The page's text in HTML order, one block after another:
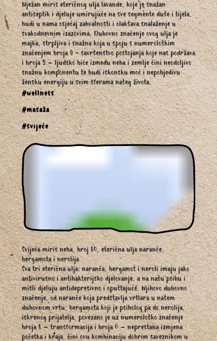
Nježan miris eteričnog ulja lavande, koje je snažan
antiseptik i djeluje umirujuće na sve segmente duše i tijela,
budi u nama osjećaj zahvalnosti i olakšava snalaženje u
svakodnevnim izazovima. Duhovno značenje ovog ulja je
majka, strpljiva i snažna koja u spoju s numerološkim
značenjem broja 9 - savršenstvo postojanja koje nas podržava
i broja 3 – ljudsko biće između neba i zemlje čini neodoljivo
snažnu komponentu te budi iskonsku moć i nepobjedivu
žensku energiju u svim sferama našeg života.
#wellness
#masaža
#svijeće
Svijeća miris neba, broj 80, eterična ulja naranče,
bergamota i nerolija
Sva tri eterična ulja; naranča, bergamot i neroli imaju jako
antivirusno i antibakterijsko djelovanje, a na našu psihu i
misli djeluju antidepresivno i opuštajuće. Njihovo duhovno
značenje, od naranče koja predstavlja vrtlara u našem
duhovnom vrtu, bergamota koji je psiholog pa do nerolija,
iskrenog prijatelja, povezano je uz numerološko značenje
broja 8 – transformacija i broja 0 – neprestana izmjena
početka i kraja, čini ovu kombinaciju dobrim saveznikom u